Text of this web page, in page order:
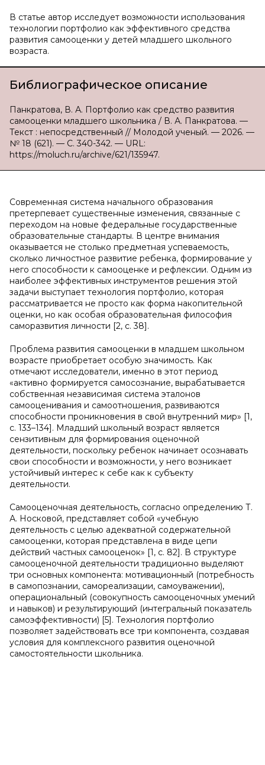
В статье автор исследует возможности использования
технологии портфолио как эффективного средства
развития самооценки у детей младшего школьного
возраста.
Библиографическое описание
Панкратова, В. А. Портфолио как средство развития
самооценки младшего школьника / В. А. Панкратова. —
Текст : непосредственный // Молодой ученый. — 2026. —
№ 18 (621). — С. 340-342. — URL:
https://moluch.ru/archive/621/135947.
Современная система начального образования
претерпевает существенные изменения, связанные с
переходом на новые федеральные государственные
образовательные стандарты. В центре внимания
оказывается не столько предметная успеваемость,
сколько личностное развитие ребенка, формирование у
него способности к самооценке и рефлексии. Одним из
наиболее эффективных инструментов решения этой
задачи выступает технология портфолио, которая
рассматривается не просто как форма накопительной
оценки, но как особая образовательная философия
саморазвития личности [2, с. 38].
Проблема развития самооценки в младшем школьном
возрасте приобретает особую значимость. Как
отмечают исследователи, именно в этот период
«активно формируется самосознание, вырабатывается
собственная независимая система эталонов
самооценивания и самоотношения, развиваются
способности проникновения в свой внутренний мир» [1,
с. 133–134]. Младший школьный возраст является
сензитивным для формирования оценочной
деятельности, поскольку ребенок начинает осознавать
свои способности и возможности, у него возникает
устойчивый интерес к себе как к субъекту
деятельности.
Самооценочная деятельность, согласно определению Т.
А. Носковой, представляет собой «учебную
деятельность с целью адекватной содержательной
самооценки, которая представлена в виде цепи
действий частных самооценок» [1, с. 82]. В структуре
самооценочной деятельности традиционно выделяют
три основных компонента: мотивационный (потребность
в самопознании, самореализации, самоуважении),
операциональный (совокупность самооценочных умений
и навыков) и результирующий (интегральный показатель
самоэффективности) [5]. Технология портфолио
позволяет задействовать все три компонента, создавая
условия для комплексного развития оценочной
самостоятельности школьника.